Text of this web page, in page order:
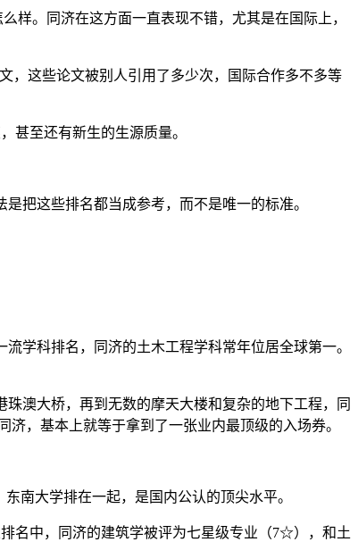
样。同济在这方面一直表现不错，尤其是在国际上，
，这些论文被别人引用了多少次，国际合作多不多等
甚至还有新生的生源质量。
把这些排名都当成参考，而不是唯一的标准。
学科排名，同济的土木工程学科常年位居全球第一。
澳大桥，再到无数的摩天大楼和复杂的地下工程，同
，基本上就等于拿到了一张业内最顶级的入场券。
南大学排在一起，是国内公认的顶尖水平。
名中，同济的建筑学被评为七星级专业（7☆），和土